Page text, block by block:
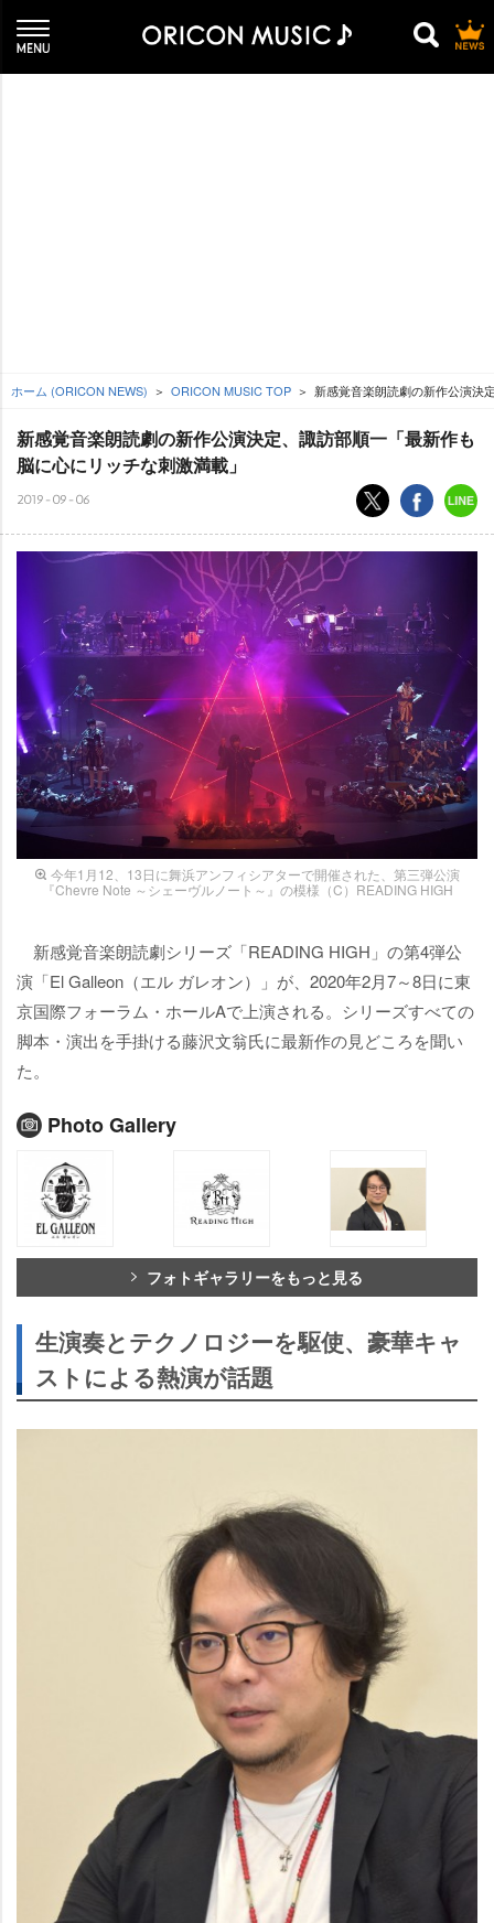
ホーム (ORICON NEWS) ORICON MUSIC TOP 新感覚音楽朗読劇の新作公演決
新感覚音楽朗読劇の新作公演決定、諏訪部順一「最新作も
脳に心にリッチな刺激満載」
2019-09-06
今年1月12、13日に舞浜アンフィシアターで開催された、第三弾公演
『Chevre Note ～シェーヴルノート～』の模様（C）READING HIGH
新感覚音楽朗読劇シリーズ「READING HIGH」の第4弾公
演「El Galleon（エル ガレオン）」が、2020年2月7～8日に東
京国際フォーラム・ホールAで上演される。シリーズすべての
脚本・演出を手掛ける藤沢文翁氏に最新作の見どころを聞い
た。
Photo Gallery
フォトギャラリーをもっと見る
生演奏とテクノロジーを駆使、豪華キャ
ストによる熱演が話題